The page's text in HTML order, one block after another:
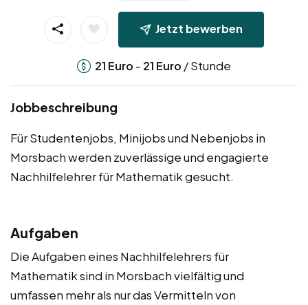
Jetzt bewerben
21 Euro - 21 Euro / Stunde
Jobbeschreibung
Für Studentenjobs, Minijobs und Nebenjobs in
Morsbach werden zuverlässige und engagierte
Nachhilfelehrer für Mathematik gesucht.
Aufgaben
Die Aufgaben eines Nachhilfelehrers für
Mathematik sind in Morsbach vielfältig und
umfassen mehr als nur das Vermitteln von